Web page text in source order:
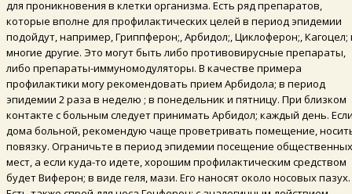
для проникновения в клетки организма. Есть ряд препаратов,
которые вполне для профилактических целей в период эпидемии
подойдут, например, Гриппферон;, Арбидол;, Циклоферон;, Кагоцел;
многие другие. Это могут быть либо противовирусные препараты,
либо препараты-иммуномодуляторы. В качестве примера
профилактики могу рекомендовать прием Арбидола; в период
эпидемии 2 раза в неделю ; в понедельник и пятницу. При близком
контакте с больным следует принимать Арбидол; каждый день.
дома больной, рекомендую чаще проветривать помещение,
повязку. Ограничьте в период эпидемии посещение общественных
мест, а если куда-то идете, хорошим профилактическим средством
будет Виферон; в виде геля, мази. Его наносят около носовых пазух.